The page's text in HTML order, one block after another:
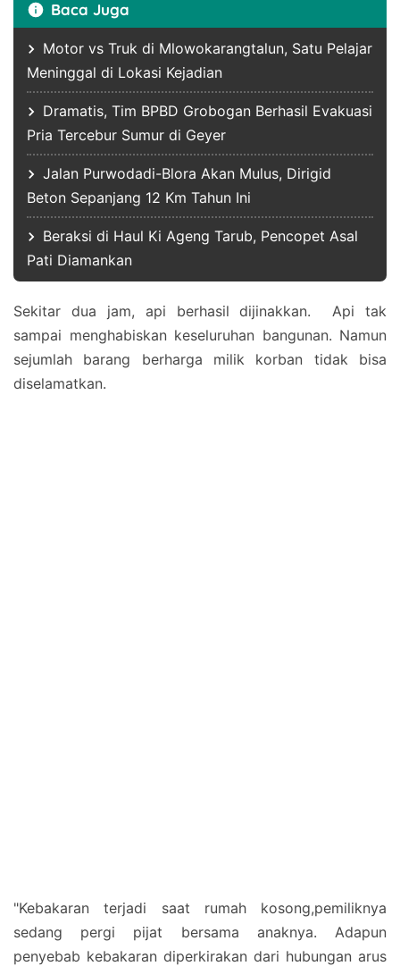
Baca Juga
Motor vs Truk di Mlowokarangtalun, Satu Pelajar
Meninggal di Lokasi Kejadian
Dramatis, Tim BPBD Grobogan Berhasil Evakuasi
Pria Tercebur Sumur di Geyer
Jalan Purwodadi-Blora Akan Mulus, Dirigid
Beton Sepanjang 12 Km Tahun Ini
Beraksi di Haul Ki Ageng Tarub, Pencopet Asal
Pati Diamankan
Sekitar dua jam, api berhasil dijinakkan. Api tak
sampai menghabiskan keseluruhan bangunan. Namun
sejumlah barang berharga milik korban tidak bisa
diselamatkan.
"Kebakaran terjadi saat rumah kosong,pemiliknya
sedang pergi pijat bersama anaknya. Adapun
penyebab kebakaran diperkirakan dari hubungan arus